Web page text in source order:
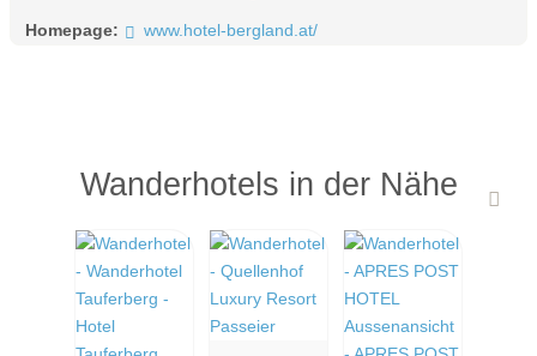
Homepage: www.hotel-bergland.at/
Wanderhotels in der Nähe